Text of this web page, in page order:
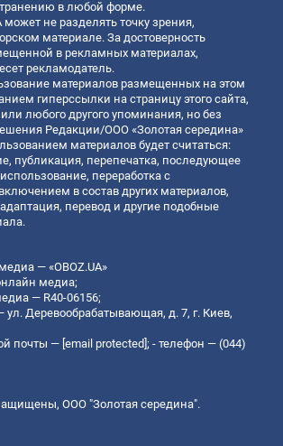
в любой форме.
может не разделять точку зрения,
материале. За достоверность
в рекламных материалах,
рекламодатель.
материалов размещенных на этом
гиперссылки на страницу этого сайта,
или любого другого упоминания, но без
Редакции/ООО «Золотая середина»
материалов будет считаться:
публикация, перепечатка, последующее
переработка с
в состав других материалов,
перевод и другие подобные
— «OBOZ.UA»
медиа;
— R40-06156;
ул. Деревообрабатывающая, д. 7, г. Киев,
почты — [email protected] ; - телефон — (044)
ООО "Золотая середина".